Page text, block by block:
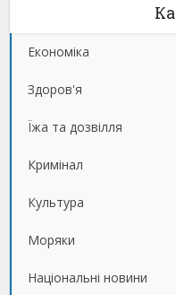
Економіка
Здоров'я
Їжа та дозвілля
Кримінал
Культура
Моряки
Національні новини